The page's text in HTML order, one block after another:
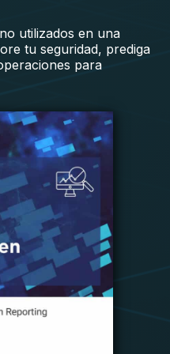
utilizados en una
tu seguridad, prediga
para